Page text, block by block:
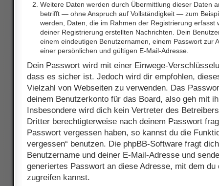
Weitere Daten werden durch Übermittlung dieser Daten
betrifft — ohne Anspruch auf Vollständigkeit — zum
werden, Daten, die im Rahmen der Registrierung erfasst
deiner Registrierung erstellten Nachrichten. Dein
einem eindeutigen Benutzernamen, einem Passwort zur
einer persönlichen und gültigen E-Mail-Adresse.
Dein Passwort wird mit einer Einwege-
dass es sicher ist. Jedoch wird dir empfohlen,
Vielzahl von Webseiten zu verwenden. Das
deinem Benutzerkonto für das Board, also geh mit
Insbesondere wird dich kein Vertreter des
Dritter berechtigterweise nach deinem Passwort
Passwort vergessen haben, so kannst du die
vergessen“ benutzen. Die phpBB-Software fragt
Benutzername und deiner E-Mail-Adresse und
generiertes Passwort an diese Adresse, mit dem du
zugreifen kannst.